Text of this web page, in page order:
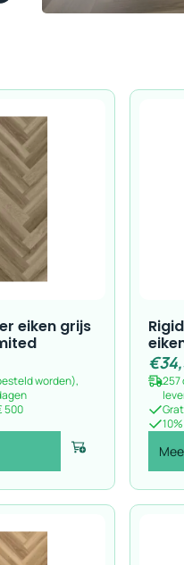
eiken grijs
worden),
500
Voeg toe
€
257